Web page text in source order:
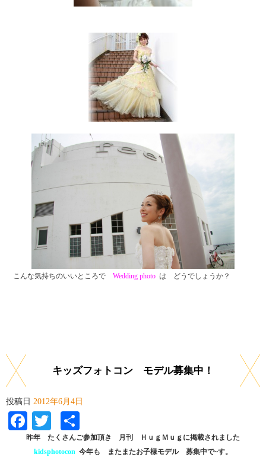
こんな気持ちのいいところで Wedding photo は どうでしょうか？
キッズフォトコン モデル募集中！
投稿日 2012年6月4日
Facebook
Twitter
有
昨年 たくさんご参加頂き 月刊 ＨｕｇＭｕｇに掲載されました
kidsphotocon 今年も またまたお子様モデル 募集中で~す。